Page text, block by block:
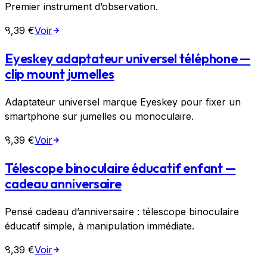
Premier instrument d’observation.
8,39 €Voir
Eyeskey adaptateur universel téléphone —
clip mount jumelles
Adaptateur universel marque Eyeskey pour fixer un
smartphone sur jumelles ou monoculaire.
8,39 €Voir
Télescope binoculaire éducatif enfant —
cadeau anniversaire
Pensé cadeau d’anniversaire : télescope binoculaire
éducatif simple, à manipulation immédiate.
8,39 €Voir